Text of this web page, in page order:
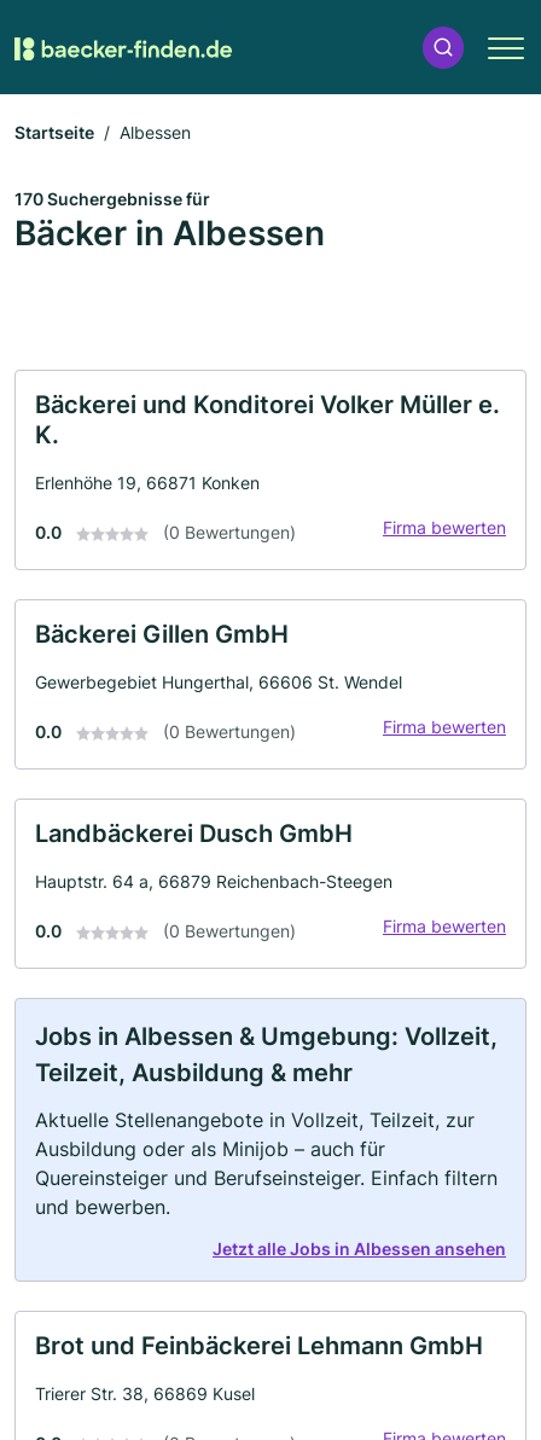
Startseite Albessen
170 Suchergebnisse für
Bäcker in Albessen
Bäckerei und Konditorei Volker Müller e.
K.
Erlenhöhe 19, 66871 Konken
0.0 (0 Bewertungen) Firma bewerten
Bäckerei Gillen GmbH
Gewerbegebiet Hungerthal, 66606 St. Wendel
0.0 (0 Bewertungen) Firma bewerten
Landbäckerei Dusch GmbH
Hauptstr. 64 a, 66879 Reichenbach-Steegen
0.0 (0 Bewertungen) Firma bewerten
Jobs in Albessen & Umgebung: Vollzeit,
Teilzeit, Ausbildung & mehr
Aktuelle Stellenangebote in Vollzeit, Teilzeit, zur
Ausbildung oder als Minijob – auch für
Quereinsteiger und Berufseinsteiger. Einfach filtern
und bewerben.
Jetzt alle Jobs in Albessen ansehen
Brot und Feinbäckerei Lehmann GmbH
Trierer Str. 38, 66869 Kusel